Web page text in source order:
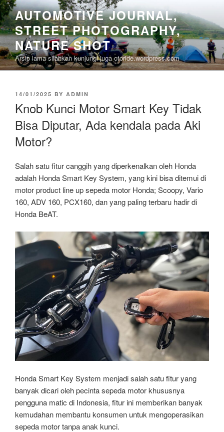
Skip
to
content
AUTOMOTIVE JOURNAL,
STREET PHOTOGRAPHY,
NATURE SHOT
Arsip lama silahkan kunjungi juga otoride.wordpress.com
POSTED
14/01/2025 BY ADMIN
Knob Kunci Motor Smart Key Tidak
Bisa Diputar, Ada kendala pada Aki
Motor?
Salah satu fitur canggih yang diperkenalkan oleh Honda
adalah Honda Smart Key System, yang kini bisa ditemui di
motor product line up sepeda motor Honda; Scoopy, Vario
160, ADV 160, PCX160, dan yang paling terbaru hadir di
Honda BeAT.
Honda Smart Key System menjadi salah satu fitur yang
banyak dicari oleh pecinta sepeda motor khususnya
pengguna matic di Indonesia, fitur ini memberikan banyak
kemudahan membantu konsumen untuk mengoperasikan
sepeda motor tanpa anak kunci.